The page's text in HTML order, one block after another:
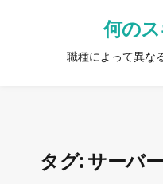
何の
職種によって異な
タグ:サーバー